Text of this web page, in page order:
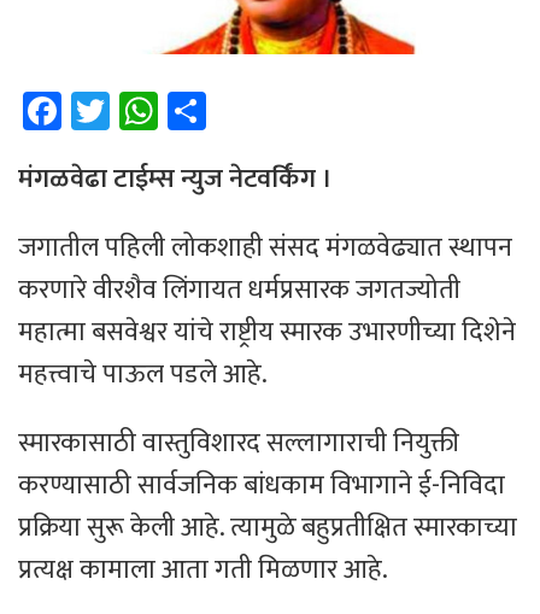
Fa
ce
b
o
ok
T
wi
tt
er
W
h
at
sA
p
p
ar
e
मंगळवेढा टाईम्स न्युज नेटवर्किंग ।
जगातील पहिली लोकशाही संसद मंगळवेढ्यात स्थापन
करणारे वीरशैव लिंगायत धर्मप्रसारक जगतज्योती
महात्मा बसवेश्वर यांचे राष्ट्रीय स्मारक उभारणीच्या दिशेने
महत्त्वाचे पाऊल पडले आहे.
स्मारकासाठी वास्तुविशारद सल्लागाराची नियुक्ती
करण्यासाठी सार्वजनिक बांधकाम विभागाने ई-निविदा
प्रक्रिया सुरू केली आहे. त्यामुळे बहुप्रतीक्षित स्मारकाच्या
प्रत्यक्ष कामाला आता गती मिळणार आहे.